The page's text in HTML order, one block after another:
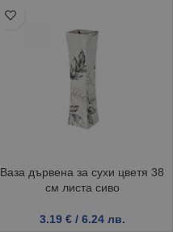
Ваза дървена за сухи цветя 38
см листа сиво
3.19 € / 6.24 лв.